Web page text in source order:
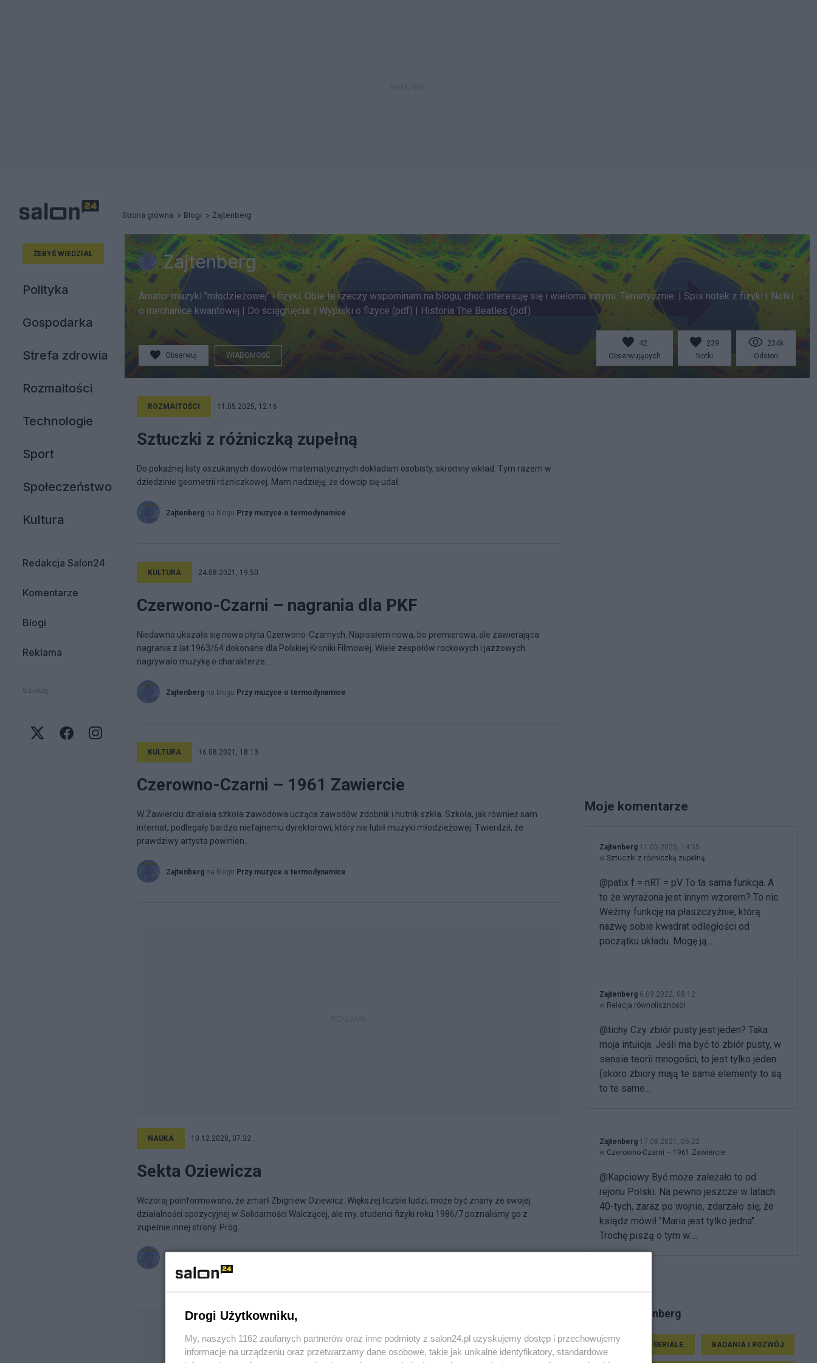
Strona główna Blogi Zajtenberg
ŻEBYŚ WIEDZIAŁ
Polityka
Gospodarka
Strefa zdrowia
Rozmaitości
Technologie
Sport
Społeczeństwo
Kultura
Redakcja Salon24
Komentarze
Blogi
Reklama
Szukaj:
Zajtenberg
Amator muzyki "młodzieżowej" i fizyki. Obie te rzeczy wspominam na blogu, choć interesuję się i wieloma innymi. Tematycznie: | Spis notek z fizyki | Notki
o mechanice kwantowej | Do ściągnięcia: | Wypiski o fizyce (pdf) | Historia The Beatles (pdf)
Obserwuj WIADOMOŚĆ
42
Obserwujących
239
Notki
234k
Odsłon
ROZMAITOŚCI 11.05.2025, 12:16
Sztuczki z różniczką zupełną
Do pokaźnej listy oszukanych dowodów matematycznych dokładam osobisty, skromny wkład. Tym razem w
dziedzinie geometrii różniczkowej. Mam nadzieję, że dowcip się udał.
Zajtenberg na blogu Przy muzyce o termodynamice
KULTURA 24.08.2021, 19:50
Czerwono-Czarni – nagrania dla PKF
Niedawno ukazała się nowa płyta Czerwono-Czarnych. Napisałem nowa, bo premierowa, ale zawierająca
nagrania z lat 1963/64 dokonane dla Polskiej Kroniki Filmowej. Wiele zespołów rockowych i jazzowych
nagrywało muzykę o charakterze...
Zajtenberg na blogu Przy muzyce o termodynamice
KULTURA 16.08.2021, 18:13
Czerowno-Czarni – 1961 Zawiercie
W Zawierciu działała szkoła zawodowa ucząca zawodów zdobnik i hutnik szkła. Szkoła, jak również sam
internat, podlegały bardzo niefajnemu dyrektorowi, który nie lubił muzyki młodzieżowej. Twierdził, że
prawdziwy artysta powinien...
Zajtenberg na blogu Przy muzyce o termodynamice
NAUKA 10.12.2020, 07:32
Sekta Oziewicza
Wczoraj poinformowano, że zmarł Zbigniew Oziewicz. Większej liczbie ludzi, może być znany ze swojej
działalności opozycyjnej w Solidarności Walczącej, ale my, studenci fizyki roku 1986/7 poznaliśmy go z
zupełnie innej strony. Próg...
Moje komentarze
Zajtenberg 11.05.2025, 14:55
w Sztuczki z różniczką zupełną
@patix f = nRT = pV To ta sama funkcja. A
to że wyrażona jest innym wzorem? To nic.
Weźmy funkcję na płaszczyźnie, którą
nazwę sobie kwadrat odległości od
początku układu. Mogę ją...
Zajtenberg 6.09.2022, 08:12
w Relacja równoliczności
@tichy Czy zbiór pusty jest jeden? Taka
moja intuicja: Jeśli ma być to zbiór pusty, w
sensie teorii mnogości, to jest tylko jeden
(skoro zbiory mają te same elementy to są
to te same...
Zajtenberg 17.08.2021, 05:22
w Czerowno-Czarni – 1961 Zawiercie
@Kapciowy Być może zależało to od
rejonu Polski. Na pewno jeszcze w latach
40-tych, zaraz po wojnie, zdarzało się, że
ksiądz mówił "Maria jest tylko jedna".
Trochę piszą o tym w:...
Tematy Zajtenberg
NAUKA SERIALE BADANIA I ROZWÓJ
Drogi Użytkowniku,
My, naszych 1162 zaufanych partnerów oraz inne podmioty z salon24.pl uzyskujemy dostęp i przechowujemy
informacje na urządzeniu oraz przetwarzamy dane osobowe, takie jak unikalne identyfikatory, standardowe